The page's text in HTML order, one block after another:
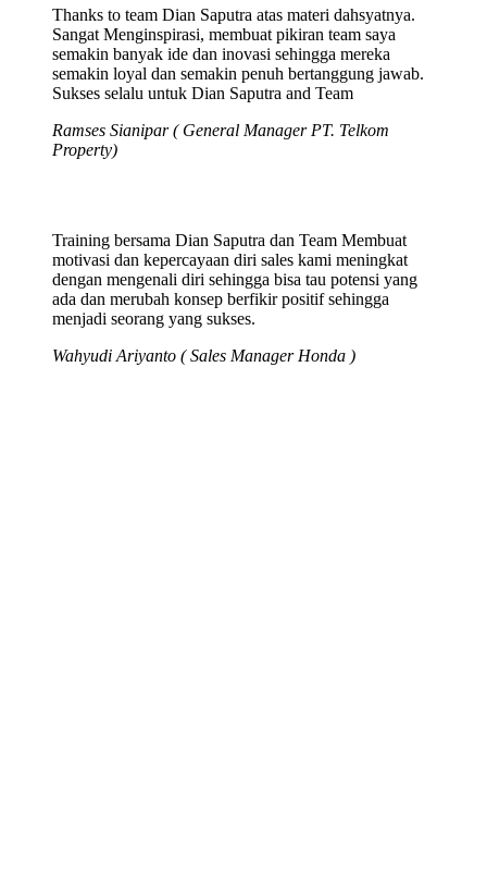
Thanks to team Dian Saputra atas materi dahsyatnya.
Sangat Menginspirasi, membuat pikiran team saya
semakin banyak ide dan inovasi sehingga mereka
semakin loyal dan semakin penuh bertanggung jawab.
Sukses selalu untuk Dian Saputra and Team
Ramses Sianipar ( General Manager PT. Telkom
Property)
Training bersama Dian Saputra dan Team Membuat
motivasi dan kepercayaan diri sales kami meningkat
dengan mengenali diri sehingga bisa tau potensi yang
ada dan merubah konsep berfikir positif sehingga
menjadi seorang yang sukses.
Wahyudi Ariyanto ( Sales Manager Honda )